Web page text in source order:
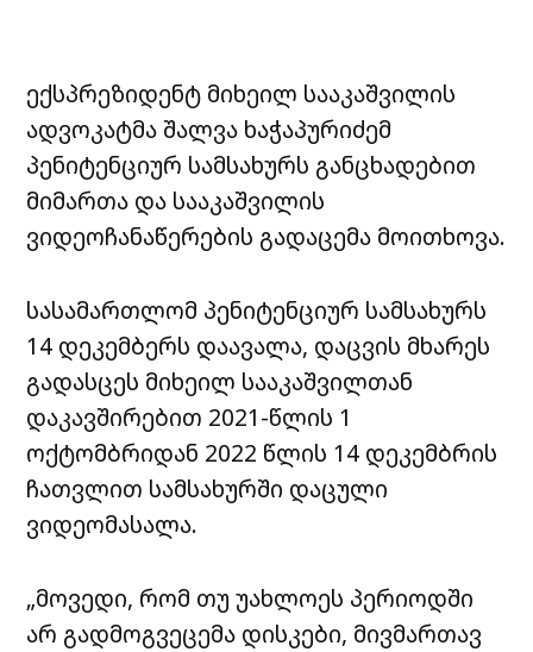
ექსპრეზიდენტ მიხეილ სააკაშვილის
ადვოკატმა შალვა ხაჭაპურიძემ
პენიტენციურ სამსახურს განცხადებით
მიმართა და სააკაშვილის
ვიდეოჩანაწერების გადაცემა მოითხოვა.
სასამართლომ პენიტენციურ სამსახურს
14 დეკემბერს დაავალა, დაცვის მხარეს
გადასცეს მიხეილ სააკაშვილთან
დაკავშირებით 2021-წლის 1
ოქტომბრიდან 2022 წლის 14 დეკემბრის
ჩათვლით სამსახურში დაცული
ვიდეომასალა.
„მოვედი, რომ თუ უახლოეს პერიოდში
არ გადმოგვეცემა დისკები, მივმართავ